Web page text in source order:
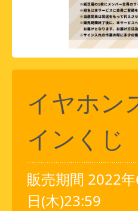
イヤホン
インくじ
販売期間 2022
日(木)23:59